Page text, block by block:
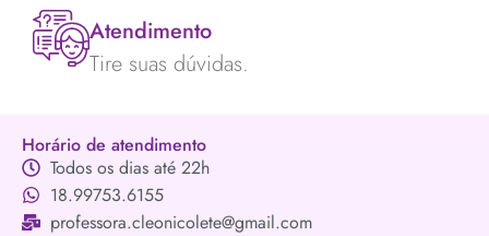
Atendimento
Tire suas dúvidas.
Horário de atendimento
Todos os dias até 22h
18.99753.6155
professora.cleonicolete@gmail.com